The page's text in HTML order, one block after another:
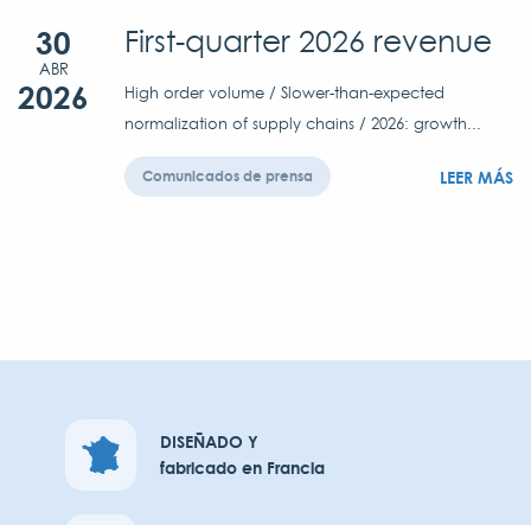
30
ABR
2026
First-quarter 2026 revenue
High order volume / Slower-than-expected
normalization of supply chains / 2026: growth...
Comunicados de prensa LEER MÁS
DISEÑADO Y
fabricado en Francia